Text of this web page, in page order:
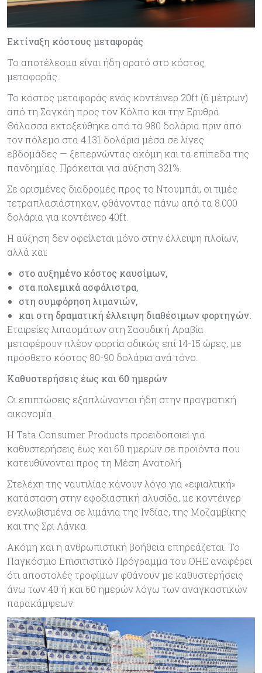
Εκτίναξη κόστους μεταφοράς
Το αποτέλεσμα είναι ήδη ορατό στο κόστος
μεταφοράς.
Το κόστος μεταφοράς ενός κοντέινερ 20ft (6 μέτρων)
από τη Σαγκάη προς τον Κόλπο και την Ερυθρά
Θάλασσα εκτοξεύθηκε από τα 980 δολάρια πριν από
τον πόλεμο στα 4.131 δολάρια μέσα σε λίγες
εβδομάδες — ξεπερνώντας ακόμη και τα επίπεδα της
πανδημίας. Πρόκειται για αύξηση 321%.
Σε ορισμένες διαδρομές προς το Ντουμπάι, οι τιμές
τετραπλασιάστηκαν, φθάνοντας πάνω από τα 8.000
δολάρια για κοντέινερ 40ft.
Η αύξηση δεν οφείλεται μόνο στην έλλειψη πλοίων,
αλλά και:
στο αυξημένο κόστος καυσίμων,
στα πολεμικά ασφάλιστρα,
στη συμφόρηση λιμανιών,
και στη δραματική έλλειψη διαθέσιμων φορτηγών.
Εταιρείες λιπασμάτων στη Σαουδική Αραβία
μεταφέρουν πλέον φορτία οδικώς επί 14-15 ώρες, με
πρόσθετο κόστος 80-90 δολάρια ανά τόνο.
Καθυστερήσεις έως και 60 ημερών
Οι επιπτώσεις εξαπλώνονται ήδη στην πραγματική
οικονομία.
Η Tata Consumer Products προειδοποιεί για
καθυστερήσεις έως και 60 ημερών σε προϊόντα που
κατευθύνονται προς τη Μέση Ανατολή.
Στελέχη της ναυτιλίας κάνουν λόγο για «εφιαλτική»
κατάσταση στην εφοδιαστική αλυσίδα, με κοντέινερ
εγκλωβισμένα σε λιμάνια της Ινδίας, της Μοζαμβίκης
και της Σρι Λάνκα.
Ακόμη και η ανθρωπιστική βοήθεια επηρεάζεται. Το
Παγκόσμιο Επισιτιστικό Πρόγραμμα του ΟΗΕ αναφέρει
ότι αποστολές τροφίμων φθάνουν με καθυστερήσεις
άνω των 40 ή και 60 ημερών λόγω των αναγκαστικών
παρακάμψεων.